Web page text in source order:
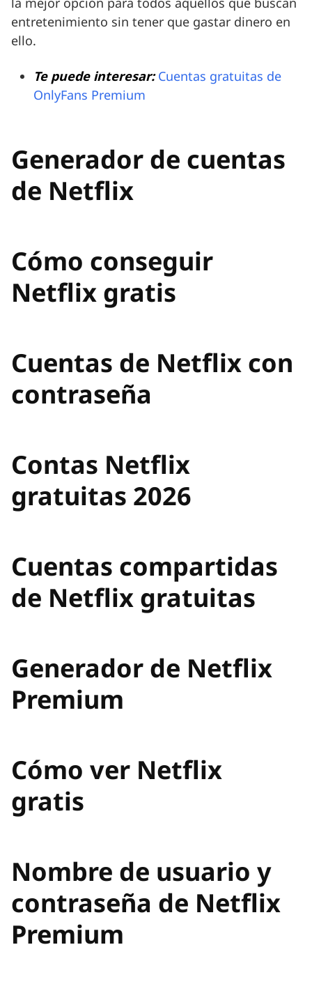
entretenimiento sin tener que gastar dinero en
ello.
Te puede interesar: Cuentas gratuitas de
OnlyFans Premium
Generador de cuentas
de Netflix
Cómo conseguir
Netflix gratis
Cuentas de Netflix con
contraseña
Contas Netflix
gratuitas 2026
Cuentas compartidas
de Netflix gratuitas
Generador de Netflix
Premium
Cómo ver Netflix
gratis
Nombre de usuario y
contraseña de Netflix
Premium